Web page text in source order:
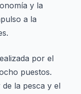
y la
a la
por el
puestos.
la pesca y el